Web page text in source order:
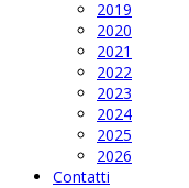
2019
2020
2021
2022
2023
2024
2025
2026
Contatti